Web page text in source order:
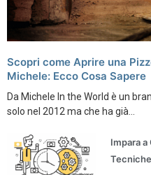
Scopri come Aprire una
Michele: Ecco Cosa Sapere
Da Michele In the World è un
solo nel 2012 ma che ha già...
Impara